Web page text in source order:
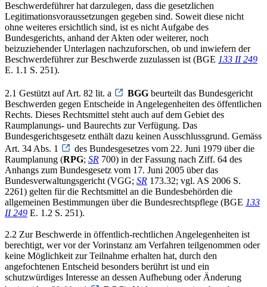
Beschwerdeführer hat darzulegen, dass die gesetzlichen
Legitimationsvoraussetzungen gegeben sind. Soweit diese nicht
ohne weiteres ersichtlich sind, ist es nicht Aufgabe des
Bundesgerichts, anhand der Akten oder weiterer, noch
beizuziehender Unterlagen nachzuforschen, ob und inwiefern der
Beschwerdeführer zur Beschwerde zuzulassen ist (BGE 133 II 249
E. 1.1 S. 251).
2.1 Gestützt auf Art. 82 lit. a BGG beurteilt das Bundesgericht
Beschwerden gegen Entscheide in Angelegenheiten des öffentlichen
Rechts. Dieses Rechtsmittel steht auch auf dem Gebiet des
Raumplanungs- und Baurechts zur Verfügung. Das
Bundesgerichtsgesetz enthält dazu keinen Ausschlussgrund. Gemäss
Art. 34 Abs. 1
des Bundesgesetzes vom 22. Juni 1979 über die
Raumplanung (RPG; SR 700) in der Fassung nach Ziff. 64 des
Anhangs zum Bundesgesetz vom 17. Juni 2005 über das
Bundesverwaltungsgericht (VGG; SR 173.32; vgl. AS 2006 S.
2261) gelten für die Rechtsmittel an die Bundesbehörden die
allgemeinen Bestimmungen über die Bundesrechtspflege (BGE 133
II 249 E. 1.2 S. 251).
2.2 Zur Beschwerde in öffentlich-rechtlichen Angelegenheiten ist
berechtigt, wer vor der Vorinstanz am Verfahren teilgenommen oder
keine Möglichkeit zur Teilnahme erhalten hat, durch den
angefochtenen Entscheid besonders berührt ist und ein
schutzwürdiges Interesse an dessen Aufhebung oder Änderung